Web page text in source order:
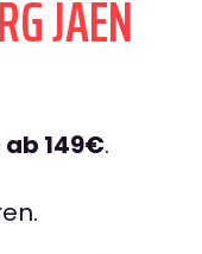
JAÉN
ab 149€.